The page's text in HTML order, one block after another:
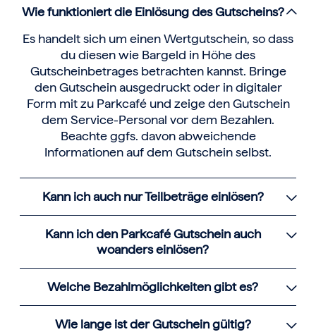
Wie funktioniert die Einlösung des Gutscheins?
Es handelt sich um einen Wertgutschein, so dass
du diesen wie Bargeld in Höhe des
Gutscheinbetrages betrachten kannst. Bringe
den Gutschein ausgedruckt oder in digitaler
Form mit zu Parkcafé und zeige den Gutschein
dem Service-Personal vor dem Bezahlen.
Beachte ggfs. davon abweichende
Informationen auf dem Gutschein selbst.
Kann ich auch nur Teilbeträge einlösen?
Kann ich den Parkcafé Gutschein auch
woanders einlösen?
Welche Bezahlmöglichkeiten gibt es?
Wie lange ist der Gutschein gültig?